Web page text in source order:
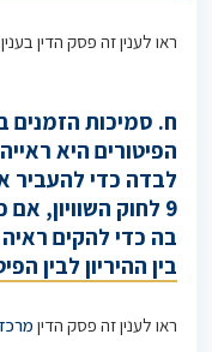
ראו לענין זה פסק הדין בענין
ח. סמיכות הזמנים
הפיטורים היא
לבדה כדי להעביר
9 לחוק השוויון,
בה כדי להקים
בין ההיריון לבין
ראו לענין זה פסק הדין